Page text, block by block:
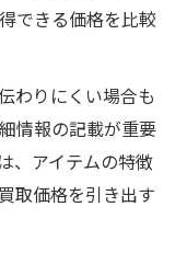
できる価格を比較
わりにくい場合も
情報の記載が重要
、アイテムの特徴
取価格を引き出す